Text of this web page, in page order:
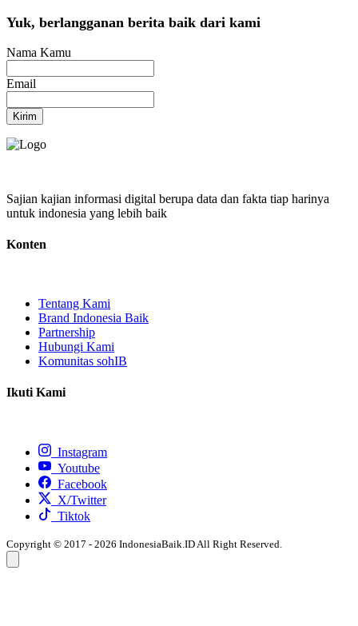
Yuk, berlangganan berita baik dari kami
Nama Kamu
Email
Kirim
Sajian kajian informasi digital berupa data dan fakta tiap harinya
untuk indonesia yang lebih baik
Konten
Tentang Kami
Brand Indonesia Baik
Partnership
Hubungi Kami
Komunitas sohIB
Ikuti Kami
Instagram
Youtube
Facebook
X/Twitter
Tiktok
Copyright © 2017 - 2026 IndonesiaBaik.ID All Right Reserved.